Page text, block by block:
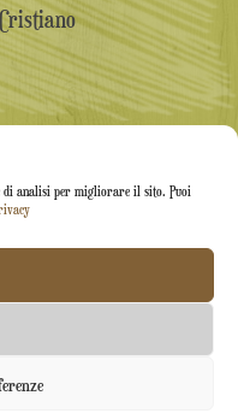
di analisi per migliorare il sito. Puoi
05070120877 |
CT-711169 | Rea CT-
Contattaci